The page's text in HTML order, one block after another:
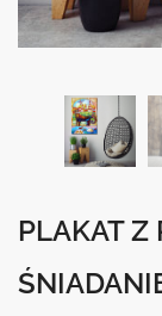
PLAKAT Z